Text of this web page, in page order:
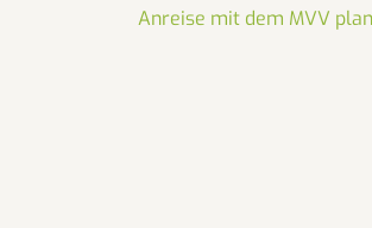
Anreise mit dem MVV